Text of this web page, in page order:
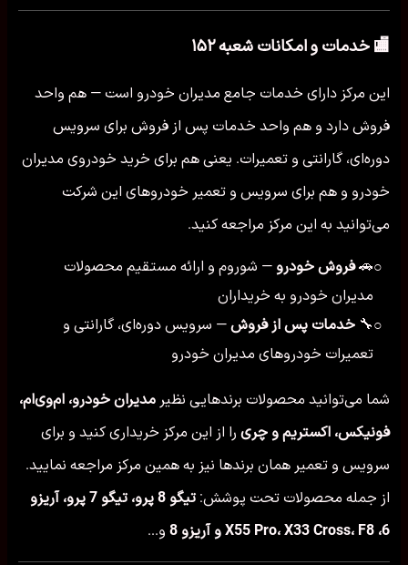
🏬 خدمات و امکانات شعبه ۱۵۲
این مرکز دارای خدمات جامع مدیران خودرو است — هم واحد
فروش دارد و هم واحد خدمات پس از فروش برای سرویس
دوره‌ای، گارانتی و تعمیرات. یعنی هم برای خرید خودروی مدیران
خودرو و هم برای سرویس و تعمیر خودروهای این شرکت
می‌توانید به این مرکز مراجعه کنید.
○
🚗فروش خودرو — شوروم و ارائه مستقیم محصولات
مدیران خودرو به خریداران
○
🔧 خدمات پس از فروش — سرویس دوره‌ای، گارانتی و
تعمیرات خودروهای مدیران خودرو
شما می‌توانید محصولات برندهایی نظیر مدیران خودرو، ام‌وی‌ام،
فونیکس، اکستریم و چری را از این مرکز خریداری کنید و برای
سرویس و تعمیر همان برندها نیز به همین مرکز مراجعه نمایید.
از جمله محصولات تحت پوشش:
تیگو 8 پرو، تیگو 7 پرو، آریزو
6، X55 Pro، X33 Cross، F8 و آریزو 8
و...